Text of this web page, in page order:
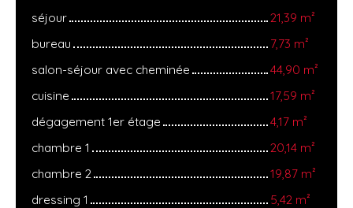
séjour
21,39 m²
bureau
7,73 m²
salon-séjour avec cheminée
44,90 m²
cuisine
17,59 m²
dégagement 1er étage
4,17 m²
chambre 1
20,14 m²
chambre 2
19,87 m²
dressing 1
5,42 m²